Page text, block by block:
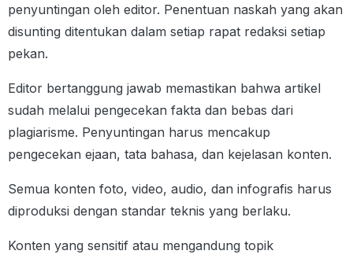
penyuntingan oleh editor. Penentuan naskah yang akan
disunting ditentukan dalam setiap rapat redaksi setiap
pekan.
Editor bertanggung jawab memastikan bahwa artikel
sudah melalui pengecekan fakta dan bebas dari
plagiarisme. Penyuntingan harus mencakup
pengecekan ejaan, tata bahasa, dan kejelasan konten.
Semua konten foto, video, audio, dan infografis harus
diproduksi dengan standar teknis yang berlaku.
Konten yang sensitif atau mengandung topik